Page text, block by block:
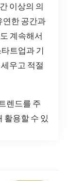
이상의 의
연한 공간과
계속해서
트업과 기
우고 적절
트렌드를 주
활용할 수 있